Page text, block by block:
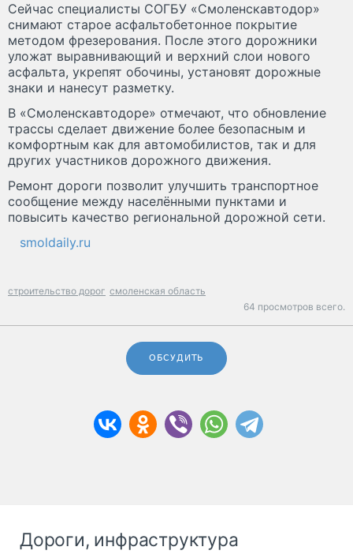
Сейчас специалисты СОГБУ «Смоленскавтодор»
снимают старое асфальтобетонное покрытие
методом фрезерования. После этого дорожники
уложат выравнивающий и верхний слои нового
асфальта, укрепят обочины, установят дорожные
знаки и нанесут разметку.
В «Смоленскавтодоре» отмечают, что обновление
трассы сделает движение более безопасным и
комфортным как для автомобилистов, так и для
других участников дорожного движения.
Ремонт дороги позволит улучшить транспортное
сообщение между населёнными пунктами и
повысить качество региональной дорожной сети.
smoldaily.ru
строительство дорог смоленская область
64 просмотров всего.
ОБСУДИТЬ
Дороги, инфраструктура